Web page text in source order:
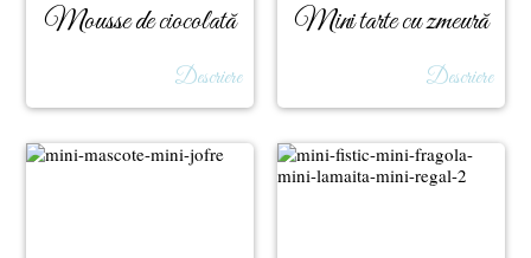
Mousse de ciocolată
Descriere
Mini tarte cu zmeură
Descriere